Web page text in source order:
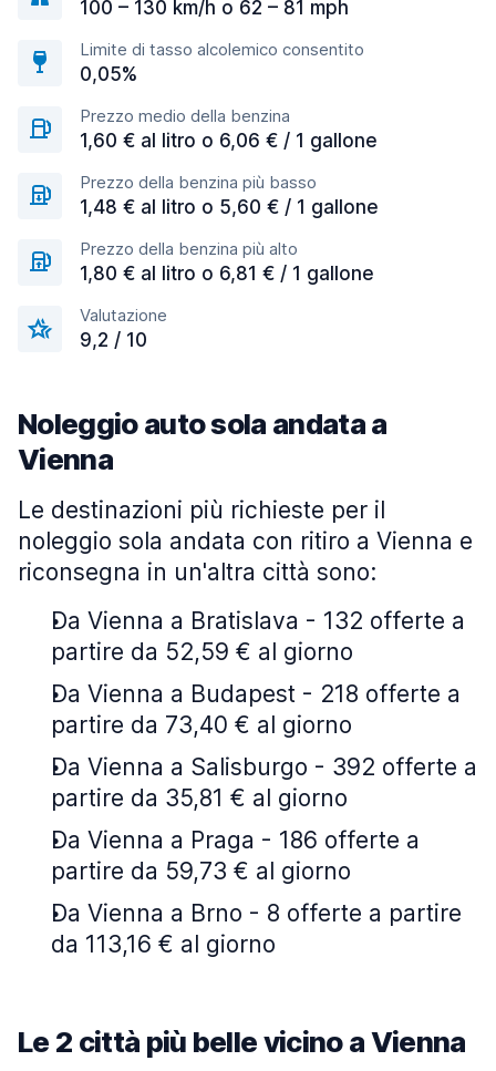
100 – 130 km/h o 62 – 81 mph
Limite di tasso alcolemico consentito
0,05%
Prezzo medio della benzina
1,60 € al litro o 6,06 € / 1 gallone
Prezzo della benzina più basso
1,48 € al litro o 5,60 € / 1 gallone
Prezzo della benzina più alto
1,80 € al litro o 6,81 € / 1 gallone
Valutazione
9,2 / 10
Noleggio auto sola andata a
Vienna
Le destinazioni più richieste per il
noleggio sola andata con ritiro a Vienna e
riconsegna in un'altra città sono:
Da Vienna a Bratislava - 132 offerte a
partire da 52,59 € al giorno
Da Vienna a Budapest - 218 offerte a
partire da 73,40 € al giorno
Da Vienna a Salisburgo - 392 offerte a
partire da 35,81 € al giorno
Da Vienna a Praga - 186 offerte a
partire da 59,73 € al giorno
Da Vienna a Brno - 8 offerte a partire
da 113,16 € al giorno
Le 2 città più belle vicino a Vienna